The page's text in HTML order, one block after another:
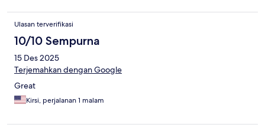
Ulasan terverifikasi
10/10 Sempurna
15 Des 2025
Terjemahkan dengan Google
Great
Kirsi, perjalanan 1 malam